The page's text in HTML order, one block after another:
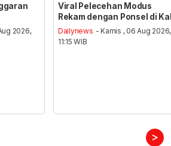
2026,
Viral Pelecehan Modus
Rekam dengan Ponsel di
Dailynews - Kamis , 06 Aug 2026,
11:15 WIB
>